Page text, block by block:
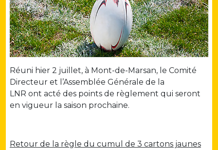
Réuni hier 2 juillet, à Mont-de-Marsan, le Comité
Directeur et l’Assemblée Générale de la
LNR ont acté des points de règlement qui seront
en vigueur la saison prochaine.
Retour de la règle du cumul de 3 cartons jaunes